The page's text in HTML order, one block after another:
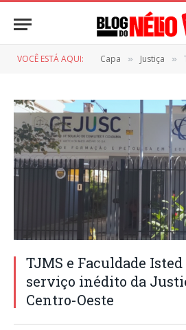
VOCÊ ESTÁ AQUI: Capa » Justiça »
TJMS e Faculdade
serviço inédito da
Centro-Oeste